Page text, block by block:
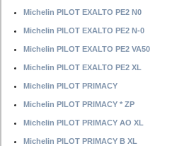
Michelin PILOT EXALTO PE2 N0
Michelin PILOT EXALTO PE2 N-0
Michelin PILOT EXALTO PE2 VA50
Michelin PILOT EXALTO PE2 XL
Michelin PILOT PRIMACY
Michelin PILOT PRIMACY * ZP
Michelin PILOT PRIMACY AO XL
Michelin PILOT PRIMACY B XL